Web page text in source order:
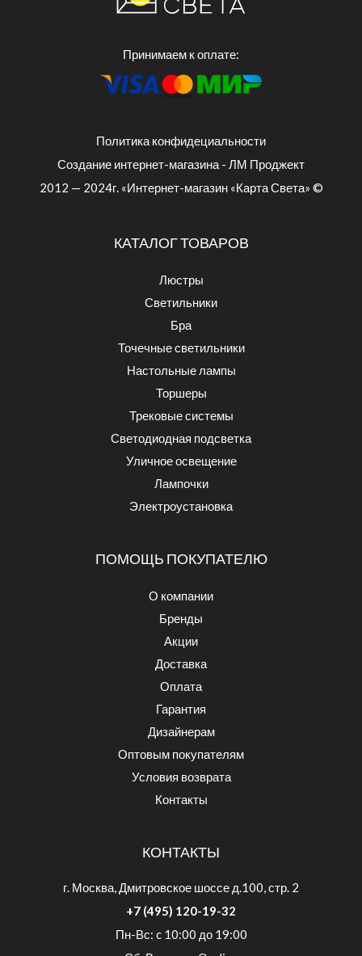
Принимаем к оплате:
Политика конфидециальности
Создание интернет-магазина - ЛМ Проджект
2012 — 2024г. «Интернет-магазин «Карта Света» ©
КАТАЛОГ ТОВАРОВ
Люстры
Светильники
Бра
Точечные светильники
Настольные лампы
Торшеры
Трековые системы
Светодиодная подсветка
Уличное освещение
Лампочки
Электроустановка
ПОМОЩЬ ПОКУПАТЕЛЮ
О компании
Бренды
Акции
Доставка
Оплата
Гарантия
Дизайнерам
Оптовым покупателям
Условия возврата
Контакты
КОНТАКТЫ
г. Москва, Дмитровское шоссе д.100, стр. 2
+7 (495) 120-19-32
Пн-Вс: c 10:00 до 19:00